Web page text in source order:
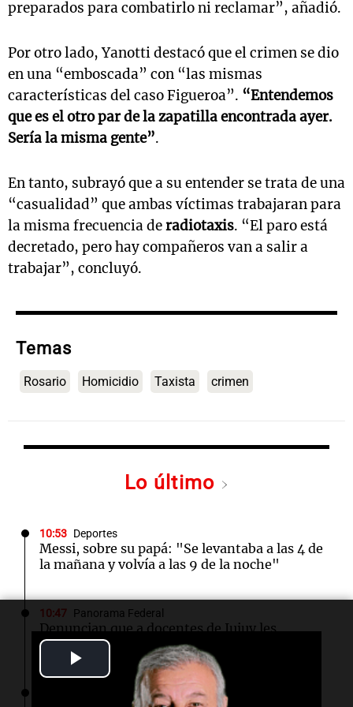
Video
preparados para combatirlo ni reclamar”, añadió.
Por otro lado, Yanotti destacó que el crimen se dio
en una “emboscada” con “las mismas
características del caso Figueroa”. “Entendemos
que es el otro par de la zapatilla encontrada ayer.
Sería la misma gente”.
En tanto, subrayó que a su entender se trata de una
“casualidad” que ambas víctimas trabajaran para
la misma frecuencia deradiotaxis. “El paro está
decretado, pero hay compañeros van a salir a
trabajar”, concluyó.
Temas
Rosario Homicidio Taxista crimen
Lo último
10:53 Deportes
Messi, sobre su papá: "Se levantaba a las 4 de
la mañana y volvía a las 9 de la noche"
10:47 Panorama Federal
Denuncian que a docentes de Jujuy les
descontaron hasta 700 mil pesos del salario
Panorama Federal